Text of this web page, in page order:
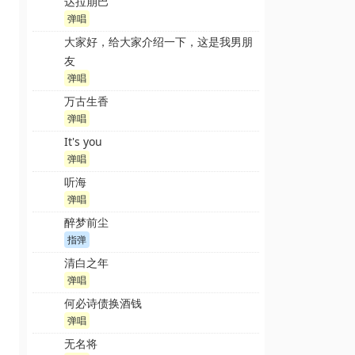
弹唱
大家好，给大家介绍一下，这是我男朋
友
弹唱
万古生香
弹唱
It's you
弹唱
听海
弹唱
醉梦前尘
指弹
清白之年
弹唱
何必诗债换酒钱
弹唱
无名将